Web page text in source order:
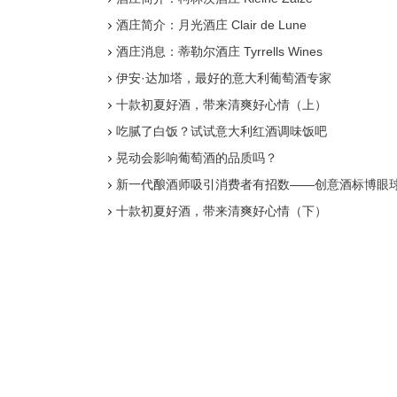
酒庄简介：月光酒庄 Clair de Lune
酒庄消息：蒂勒尔酒庄 Tyrrells Wines
伊安·达加塔，最好的意大利葡萄酒专家
十款初夏好酒，带来清爽好心情（上）
吃腻了白饭？试试意大利红酒调味饭吧
晃动会影响葡萄酒的品质吗？
新一代酿酒师吸引消费者有招数——创意酒标博眼
十款初夏好酒，带来清爽好心情（下）